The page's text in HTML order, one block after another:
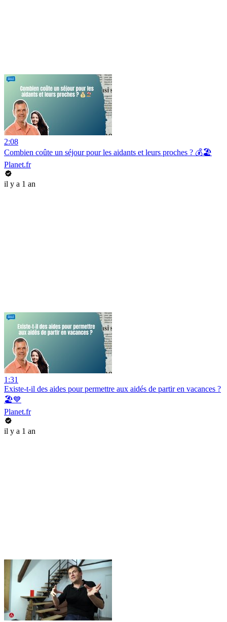
2:08
Combien coûte un séjour pour les aidants et leurs proches ? 💰🏖️
Planet.fr
il y a 1 an
1:31
Existe-t-il des aides pour permettre aux aidés de partir en vacances ?
🏖️💙
Planet.fr
il y a 1 an